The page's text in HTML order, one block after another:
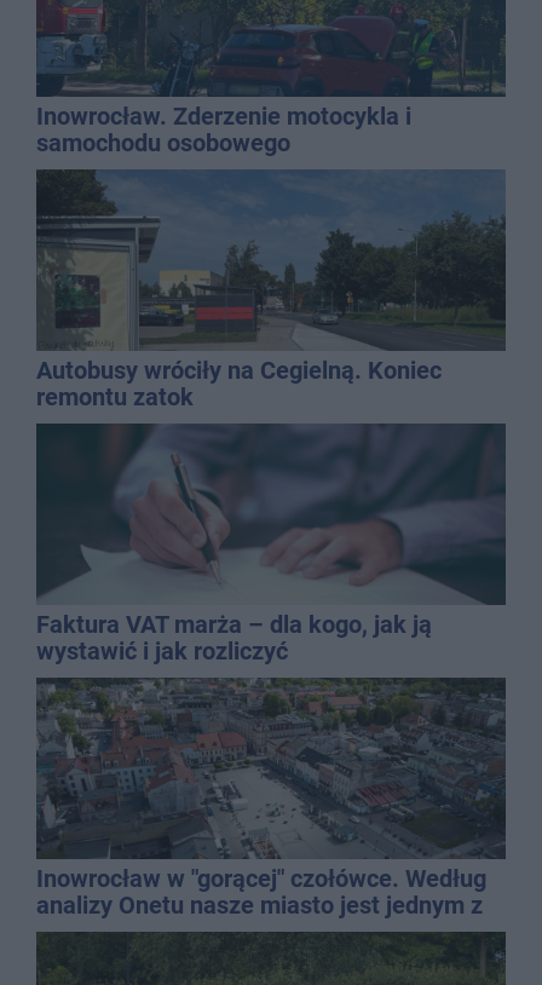
Inowrocław. Zderzenie motocykla i
samochodu osobowego
Autobusy wróciły na Cegielną. Koniec
remontu zatok
Faktura VAT marża – dla kogo, jak ją
wystawić i jak rozliczyć
Inowrocław w "gorącej" czołówce. Według
analizy Onetu nasze miasto jest jednym z
najbardziej narażonych na upały